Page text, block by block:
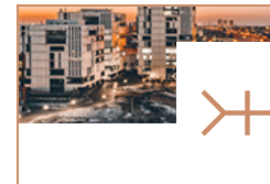
wróć do listy